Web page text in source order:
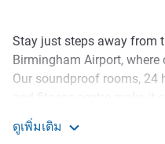
รายละเอียด
Stay just steps away from
Birmingham Airport,
Our soundproof rooms, 24
for business and leisure,
Resorts World, and city
ดูเพิ่มเติม